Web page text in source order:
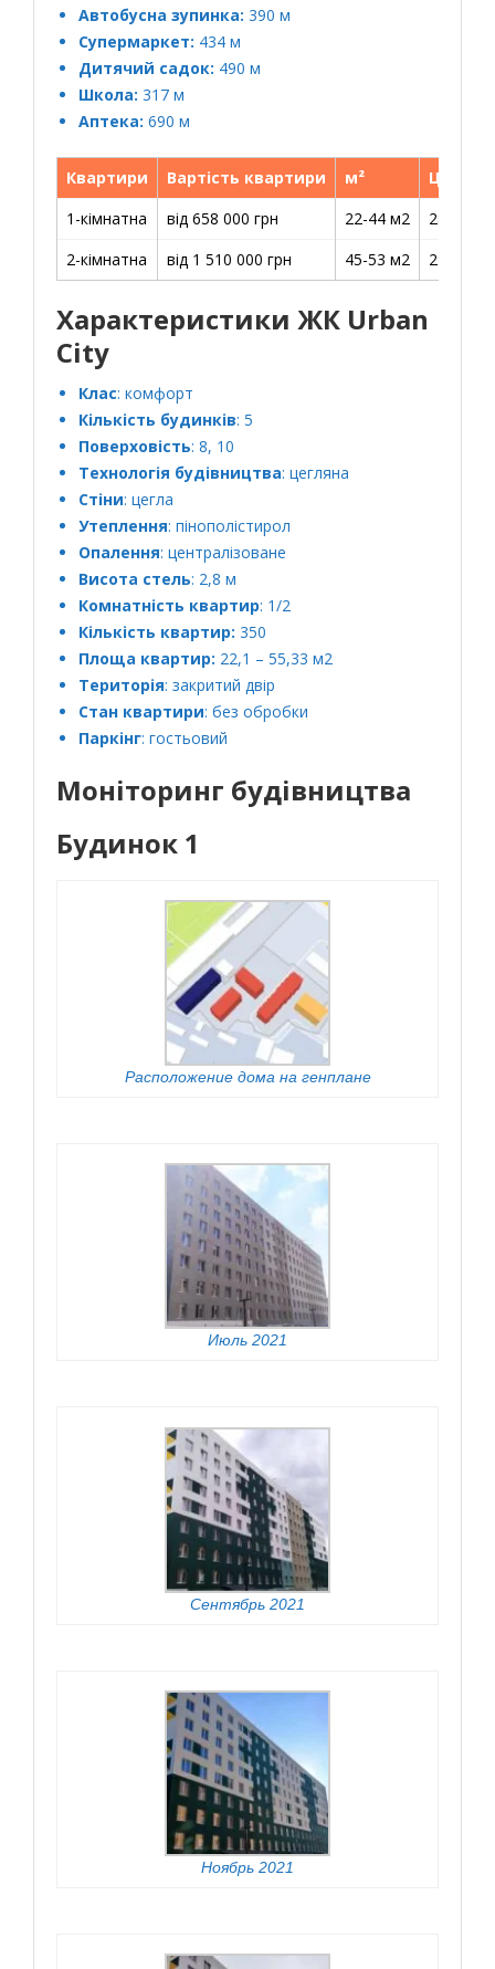
Автобусна зупинка: 390 м
Супермаркет: 434 м
Дитячий садок: 490 м
Школа: 317 м
Аптека: 690 м
Квартири Вартість квартири м²
Ціна за
1-кімнатна
від 658 000 грн 22-44 м2
28 900-
2-кімнатна
від 1 510 000 грн 45-53 м2 29 350-
Характеристики ЖК Urban
City
Клас: комфорт
Кількість будинків: 5
Поверховість: 8, 10
Технологія будівництва: цегляна
Стіни: цегла
Утеплення: пінополістирол
Опалення: централізоване
Висота стель: 2,8 м
Комнатність квартир: 1/2
Кількість квартир: 350
Площа квартир: 22,1 – 55,33 м2
Територія: закритий двір
Стан квартири: без обробки
Паркінг: гостьовий
Моніторинг будівництва
Будинок 1
Расположение дома на генплане
Июль 2021
Сентябрь 2021
Ноябрь 2021